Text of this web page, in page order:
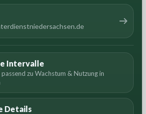
Intervalle
zu Wachstum & Nutzung in
Details